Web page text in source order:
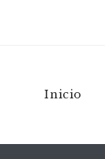
Inicio